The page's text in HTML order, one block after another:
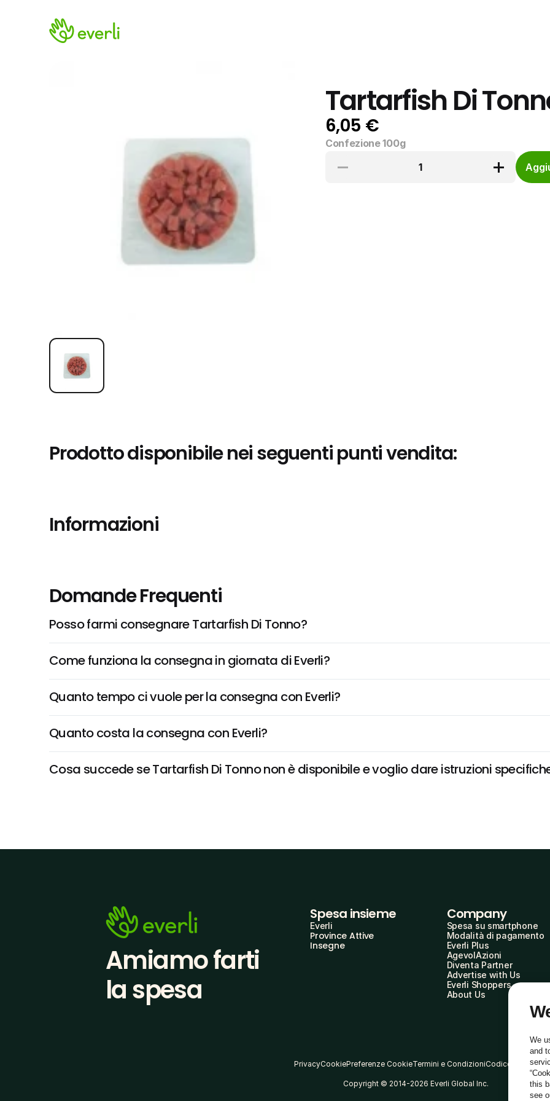
Tartarfish Di
6,05 €
Confezione 100g
1
Prodotto disponibile nei seguenti punti vendita:
Informazioni
Domande Frequenti
Posso farmi consegnare Tartarfish Di Tonno?
Come funziona la consegna in giornata di Everli?
Quanto tempo ci vuole per la consegna con Everli?
Quanto costa la consegna con Everli?
Cosa succede se Tartarfish Di Tonno non è disponibile e voglio dare istruzioni
Amiamo farti
la spesa
Spesa insieme
Everli
Province Attive
Insegne
Company
Spesa su smartphone
Modalità di pagamento
Everli Plus
AgevolAzioni
Diventa Partner
Advertise with Us
Everli Shoppers
About Us
PrivacyCookiePreferenze CookieTermini e CondizioniCodice Etico
Copyright © 2014-2026 Everli Global Inc.
We
and
this
see